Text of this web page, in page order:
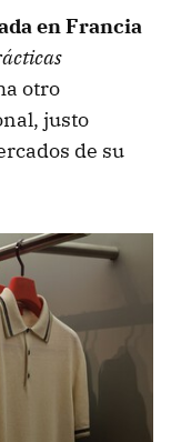
en Francia
otro
justo
de su